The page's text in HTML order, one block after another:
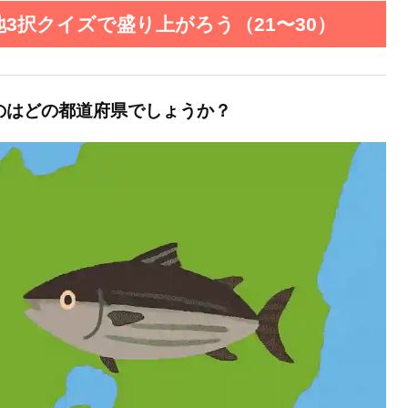
択クイズで盛り上がろう（21〜30）
どの都道府県でしょうか？